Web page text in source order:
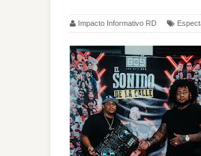
Impacto Informativo RD